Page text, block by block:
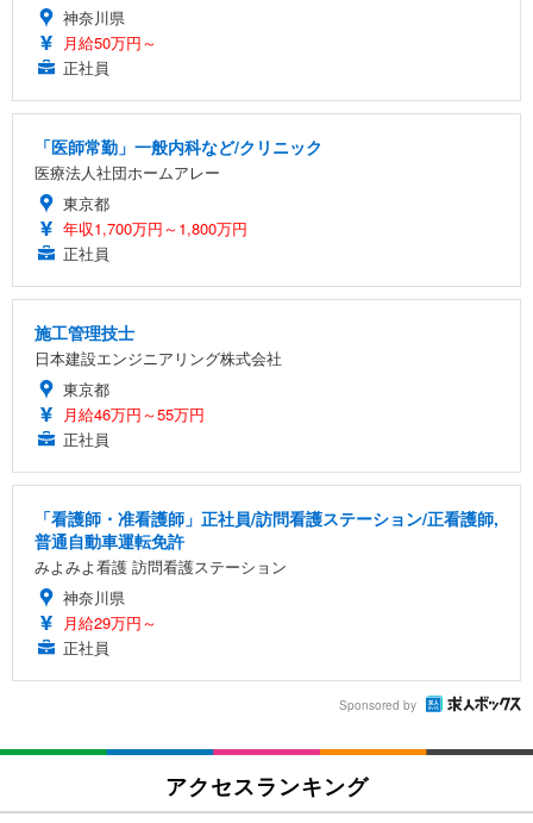
神奈川県
月給50万円～
正社員
「医師常勤」一般内科など/クリニック
医療法人社団ホームアレー
東京都
年収1,700万円～1,800万円
正社員
施工管理技士
日本建設エンジニアリング株式会社
東京都
月給46万円～55万円
正社員
「看護師・准看護師」正社員/訪問看護ステーション/正看護師,
普通自動車運転免許
みよみよ看護 訪問看護ステーション
神奈川県
月給29万円～
正社員
Sponsored by
アクセスランキング